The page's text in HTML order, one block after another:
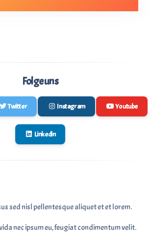
Folge uns
Twitter Instagram Youtube
Linkedin
sed nisl pellentesque aliquet et et lorem.
nec ipsum eu, feugiat condimentum velit.